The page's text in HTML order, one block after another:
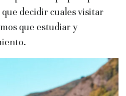
decidir cuales visitar
que estudiar y